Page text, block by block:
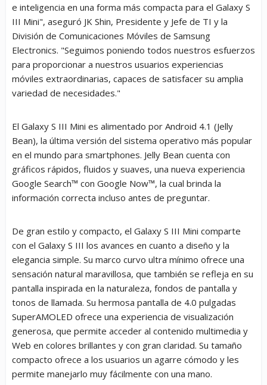
e inteligencia en una forma más compacta para el Galaxy S
III Mini", aseguró JK Shin, Presidente y Jefe de TI y la
División de Comunicaciones Móviles de Samsung
Electronics. "Seguimos poniendo todos nuestros esfuerzos
para proporcionar a nuestros usuarios experiencias
móviles extraordinarias, capaces de satisfacer su amplia
variedad de necesidades."
El Galaxy S III Mini es alimentado por Android 4.1 (Jelly
Bean), la última versión del sistema operativo más popular
en el mundo para smartphones. Jelly Bean cuenta con
gráficos rápidos, fluidos y suaves, una nueva experiencia
Google Search™ con Google Now™, la cual brinda la
información correcta incluso antes de preguntar.
De gran estilo y compacto, el Galaxy S III Mini comparte
con el Galaxy S III los avances en cuanto a diseño y la
elegancia simple. Su marco curvo ultra mínimo ofrece una
sensación natural maravillosa, que también se refleja en su
pantalla inspirada en la naturaleza, fondos de pantalla y
tonos de llamada. Su hermosa pantalla de 4.0 pulgadas
SuperAMOLED ofrece una experiencia de visualización
generosa, que permite acceder al contenido multimedia y
Web en colores brillantes y con gran claridad. Su tamaño
compacto ofrece a los usuarios un agarre cómodo y les
permite manejarlo muy fácilmente con una mano.